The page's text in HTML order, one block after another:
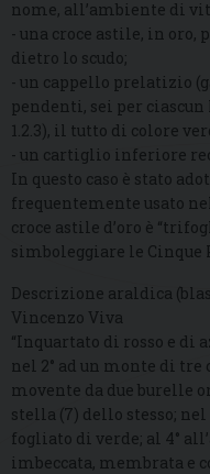
nome, all’ambiente di
- una croce astile, in oro,
dietro lo scudo;
- un cappello prelatizio
pendenti, sei per
1.2.3), il tutto di colore
- un cartiglio inferiore
In questo caso è stato
frequentemente usato
croce astile d’oro è
simboleggiare le Cinque
Descrizione araldica
Vincenzo Viva
“Inquartato di rosso e di
nel 2° ad un monte di
movente da due burelle
stella (7) dello stesso;
fogliato di verde; al 4°
imbeccata, membrata e